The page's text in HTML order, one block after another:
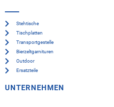
Stehtische
Tischplatten
Transportgestelle
Bierzeltgarnituren
Outdoor
Ersatzteile
UNTERNEHMEN